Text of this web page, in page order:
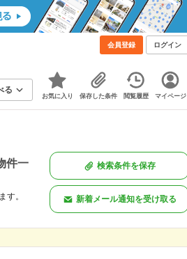
会員登録 ログイン
る
お気に入り 保存した条件 閲覧履歴 マイページ
件一
す。
検索条件を保存
新着メール通知を受け取る